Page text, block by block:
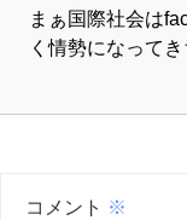
まぁ国際社会は
く情勢になって
コメント ※